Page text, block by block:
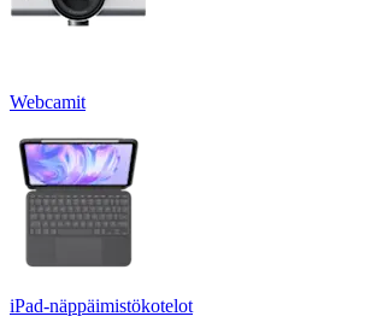
Webcamit
iPad-näppäimistökotelot